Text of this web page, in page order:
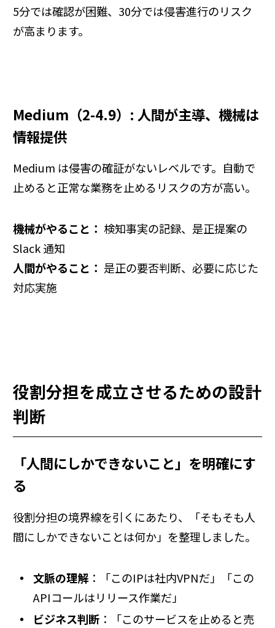
5分では確認が困難、30分では侵害進行のリスク
が高まります。
Medium（2-4.9）: 人間が主導、機械は
情報提供
Medium は侵害の確証がないレベルです。自動で
止めると正常な業務を止めるリスクの方が高い。
機械がやること： 検知事実の記録、是正提案の
Slack 通知
人間がやること： 是正の要否判断、必要に応じた
対応実施
役割分担を成立させるための設計
判断
「人間にしかできないこと」を明確にす
る
役割分担の境界線を引くにあたり、「そもそも人
間にしかできないことは何か」を整理しました。
文脈の理解：「このIPは社内VPNだ」「この
APIコールはリリース作業だ」
ビジネス判断：「このサービスを止めると売